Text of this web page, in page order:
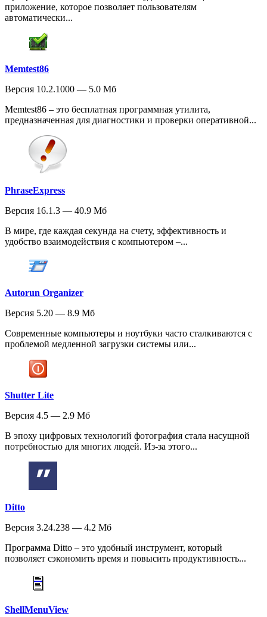
приложение, которое позволяет пользователям
автоматически...
Memtest86
Версия 10.2.1000 — 5.0 Мб
Memtest86 – это бесплатная программная утилита,
предназначенная для диагностики и проверки оперативной...
PhraseExpress
Версия 16.1.3 — 40.9 Мб
В мире, где каждая секунда на счету, эффективность и
удобство взаимодействия с компьютером –...
Autorun Organizer
Версия 5.20 — 8.9 Мб
Современные компьютеры и ноутбуки часто сталкиваются с
проблемой медленной загрузки системы или...
Shutter Lite
Версия 4.5 — 2.9 Мб
В эпоху цифровых технологий фотография стала насущной
потребностью для многих людей. Из-за этого...
Ditto
Версия 3.24.238 — 4.2 Мб
Программа Ditto – это удобный инструмент, который
позволяет сэкономить время и повысить продуктивность...
ShellMenuView